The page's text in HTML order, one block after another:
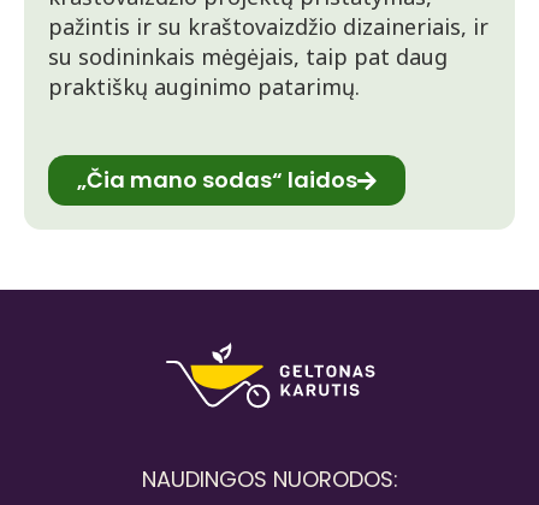
pažintis ir su kraštovaizdžio dizaineriais, ir
su sodininkais mėgėjais, taip pat daug
praktiškų auginimo patarimų.
„Čia mano sodas“ laidos
NAUDINGOS NUORODOS: